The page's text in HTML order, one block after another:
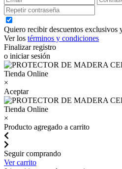
Quiero recibir descuentos exclusivos
Ver los términos y condiciones
Finalizar registro
o iniciar sesión
×
Aceptar
×
Producto agregado a carrito
Seguir comprando
Ver carrito